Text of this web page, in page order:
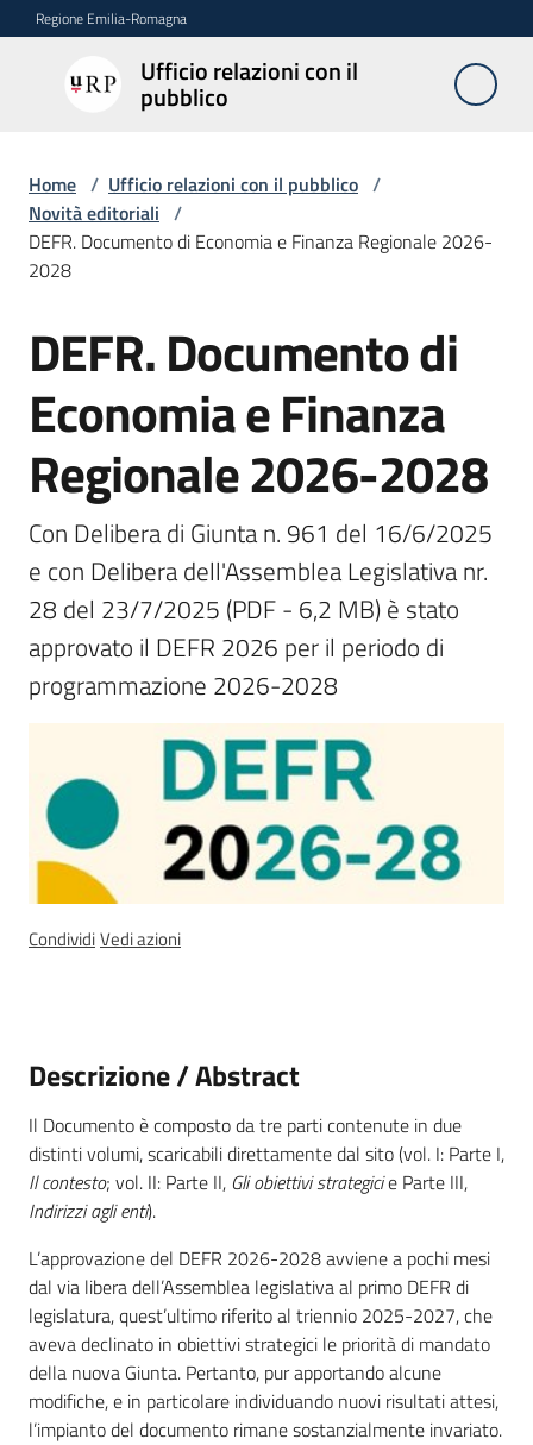
Vai al contenuto
Vai alla navigazione
Vai al footer
Regione Emilia-Romagna
Ufficio relazioni con il
pubblico
Ufficio
relazioni
pubblico
Novità
Servizi
dell'Urp
Accesso
e
trasparenza
Domande
frequenti
(FAQ)
s
n
e
a
i
g
r
a
m
m
a
Home / Ufficio relazioni con il pubblico /
Novità editoriali /
DEFR. Documento di Economia e Finanza Regionale 2026-
2028
Salta al contenuto
DEFR. Documento di
Economia e Finanza
Regionale 2026-2028
Con Delibera di Giunta n. 961 del 16/6/2025
e con Delibera dell'Assemblea Legislativa nr.
28 del 23/7/2025 (PDF - 6,2 MB) è stato
approvato il DEFR 2026 per il periodo di
programmazione 2026-2028
CondividiVedi azioni
Descrizione / Abstract
Il Documento è composto da tre parti contenute in due
distinti volumi, scaricabili direttamente dal sito (vol. I: Parte I,
Il contesto; vol. II: Parte II, Gli obiettivi strategicie Parte III,
Indirizzi agli enti).
L’approvazione del DEFR 2026-2028 avviene a pochi mesi
dal via libera dell’Assemblea legislativa al primo DEFR di
legislatura, quest’ultimo riferito al triennio 2025-2027, che
aveva declinato in obiettivi strategici le priorità di mandato
della nuova Giunta. Pertanto, pur apportando alcune
modifiche, e in particolare individuando nuovi risultati attesi,
l’impianto del documento rimane sostanzialmente invariato.